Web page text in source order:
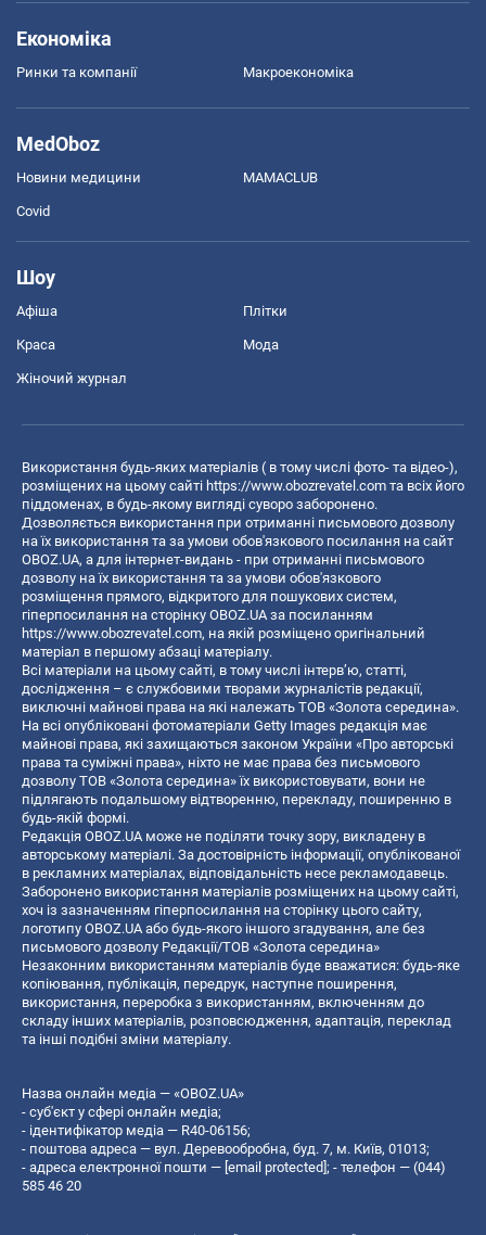
Економіка
Ринки та компанії Макроекономіка
MedOboz
Новини медицини MAMACLUB
Covid
Шоу
Афіша Плітки
Краса Мода
Жіночий журнал
Використання будь-яких матеріалів ( в тому числі фото- та відео-),
розміщених на цьому сайті https://www.obozrevatel.com та всіх його
піддоменах, в будь-якому вигляді суворо заборонено.
Дозволяється використання при отриманні письмового дозволу
на їх використання та за умови обов'язкового посилання на сайт
OBOZ.UA, а для інтернет-видань - при отриманні письмового
дозволу на їх використання та за умови обов'язкового
розміщення прямого, відкритого для пошукових систем,
гіперпосилання на сторінку OBOZ.UA за посиланням
https://www.obozrevatel.com, на якій розміщено оригінальний
матеріал в першому абзаці матеріалу.
Всі матеріали на цьому сайті, в тому числі інтерв’ю, статті,
дослідження – є службовими творами журналістів редакції,
виключні майнові права на які належать ТОВ «Золота середина».
На всі опубліковані фотоматеріали Getty Images редакція має
майнові права, які захищаються законом України «Про авторські
права та суміжні права», ніхто не має права без письмового
дозволу ТОВ «Золота середина» їх використовувати, вони не
підлягають подальшому відтворенню, перекладу, поширенню в
будь-якій формі.
Редакція OBOZ.UA може не поділяти точку зору, викладену в
авторському матеріалі. За достовірність інформації, опублікованої
в рекламних матеріалах, відповідальність несе рекламодавець.
Заборонено використання матеріалів розміщених на цьому сайті,
хоч із зазначенням гіперпосилання на сторінку цього сайту,
логотипу OBOZ.UA або будь-якого іншого згадування, але без
письмового дозволу Редакції/ТОВ «Золота середина»
Незаконним використанням матеріалів буде вважатися: будь-яке
копiювання, публiкацiя, передрук, наступне поширення,
використання, переробка з використанням, включенням до
складу інших матеріалів, розповсюдження, адаптація, переклад
та інші подібні зміни матеріалу.
Назва онлайн медіа — «OBOZ.UA»
- суб'єкт у сфері онлайн медіа;
- ідентифікатор медіа — R40-06156;
- поштова адреса — вул. Деревообробна, буд. 7, м. Київ, 01013;
- адреса електронної пошти — [email protected]; - телефон — (044)
585 46 20